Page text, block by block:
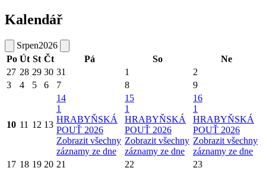
Kalendář
Srpen2026
Po Út St Čt Pá So
Ne
27 28 29 30 31 1
2
3
4 5 6 7 8 9
10 11 12 13
14
1
HRABYŇSKÁ
POUŤ 2026
Zobrazit všechny
záznamy ze dne
15
1
HRABYŇSKÁ
POUŤ 2026
Zobrazit všechny
záznamy ze dne
16
1
HRABYŇSKÁ
POUŤ 2026
Zobrazit všechny
záznamy ze dne
17 18 19 20 21 22
23